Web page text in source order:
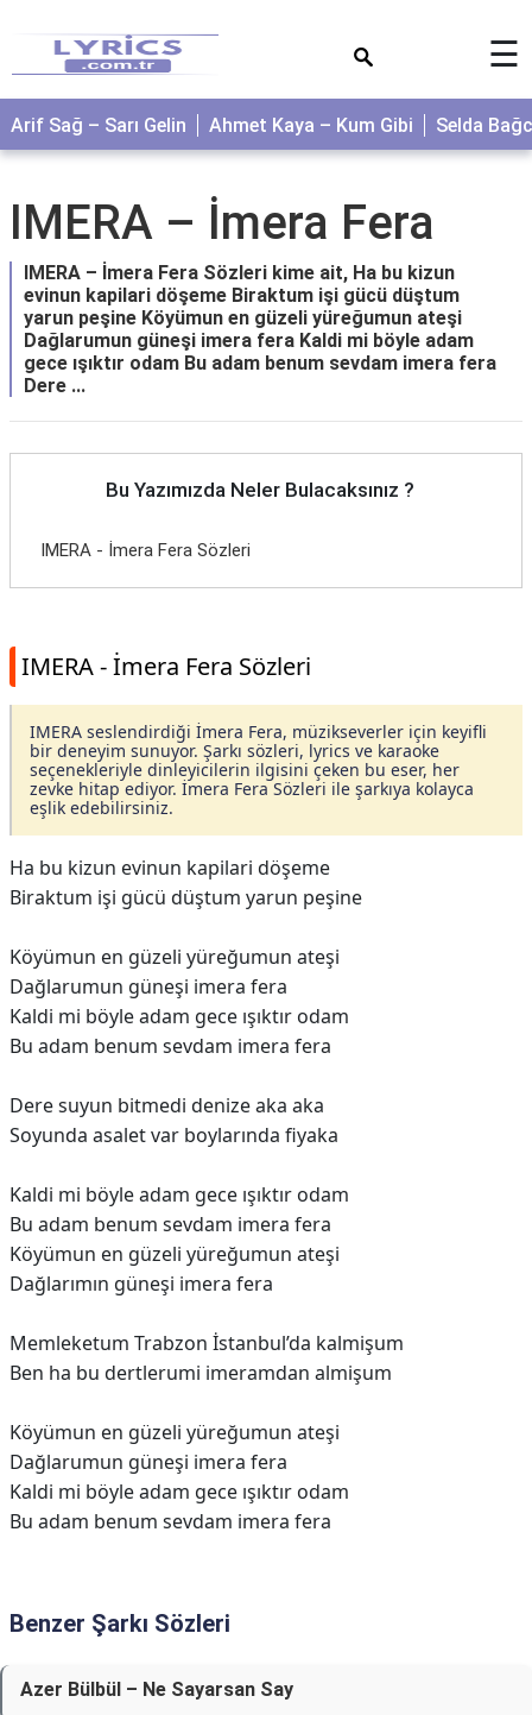
☰
Arif Sağ – Sarı Gelin Ahmet Kaya – Kum Gibi Selda
IMERA – İmera Fera
IMERA – İmera Fera Sözleri kime ait, Ha bu kizun
evinun kapilari döşeme Biraktum işi gücü düştum
yarun peşine Köyümun en güzeli yüreğumun ateşi
Dağlarumun güneşi imera fera Kaldi mi böyle adam
gece ışıktır odam Bu adam benum sevdam imera fera
Dere ...
Bu Yazımızda Neler Bulacaksınız ?
IMERA - İmera Fera Sözleri
IMERA - İmera Fera Sözleri
IMERA seslendirdiği İmera Fera, müzikseverler için keyifli
bir deneyim sunuyor. Şarkı sözleri, lyrics ve karaoke
seçenekleriyle dinleyicilerin ilgisini çeken bu eser, her
zevke hitap ediyor. İmera Fera Sözleri ile şarkıya kolayca
eşlik edebilirsiniz.
Ha bu kizun evinun kapilari döşeme
Biraktum işi gücü düştum yarun peşine
Köyümun en güzeli yüreğumun ateşi
Dağlarumun güneşi imera fera
Kaldi mi böyle adam gece ışıktır odam
Bu adam benum sevdam imera fera
Dere suyun bitmedi denize aka aka
Soyunda asalet var boylarında fiyaka
Kaldi mi böyle adam gece ışıktır odam
Bu adam benum sevdam imera fera
Köyümun en güzeli yüreğumun ateşi
Dağlarımın güneşi imera fera
Memleketum Trabzon İstanbul’da kalmişum
Bеn ha bu dertlerumi imeramdan almişum
Köyümun еn güzeli yüreğumun ateşi
Dağlarumun güneşi imera fera
Kaldi mi böyle adam gece ışıktır odam
Bu adam benum sevdam imera fera
Benzer Şarkı Sözleri
Azer Bülbül – Ne Sayarsan Say